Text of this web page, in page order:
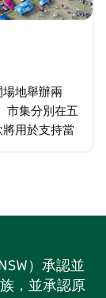
地舉辦兩
市集分別在五
用於支持當
）承認並
，並承認原